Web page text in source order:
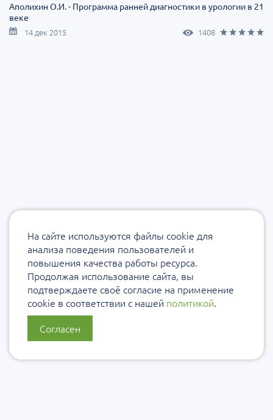
Аполихин О.И. - Программа ранней диагностики в урологии в 21
веке
14 дек 2015 1408
На сайте используются файлы cookie для
анализа поведения пользователей и
повышения качества работы ресурса.
Продолжая использование сайта, вы
подтверждаете своё согласие на применение
cookie в соответствии с нашей политикой.
Согласен